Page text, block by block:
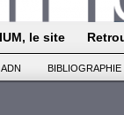
le site
ADN BIBLIOGRAPHIE